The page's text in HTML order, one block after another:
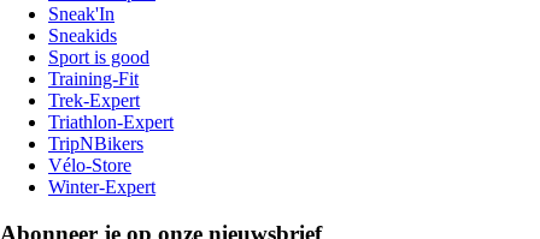
Sneak'In
Sneakids
Sport is good
Training-Fit
Trek-Expert
Triathlon-Expert
TripNBikers
Vélo-Store
Winter-Expert
Abonneer je op onze nieuwsbrief